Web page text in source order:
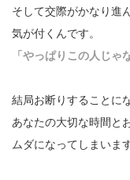
そして交際がかなり進
気が付くんです。
「やっぱりこの人じゃ
結局お断りすることに
あなたの大切な時間と
ムダになってしまいま